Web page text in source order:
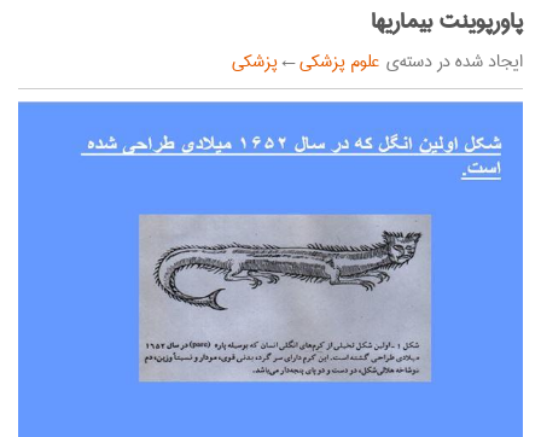
پاورپوینت بیماریها
ایجاد شده در دسته‌ی علوم پزشکی←پزشکی